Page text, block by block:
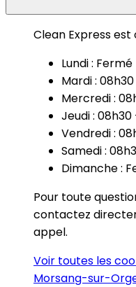
Clean Express est
Lundi : Fermé
Mardi :
Mercredi :
Jeudi : 08h30
Vendredi :
Samedi :
Dimanche :
Pour toute
contactez
appel.
Voir toutes les
Morsang-sur-